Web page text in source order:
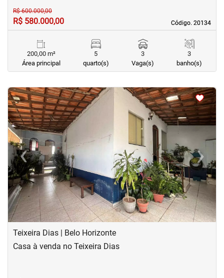
Código. 20134
Código. 20134
R$ 600.000,00
R$ 580.000,00
200,00 m²
Área principal
5
quarto(s)
3
Vaga(s)
3
banho(s)
<<<<
‹Previous ›Next
Teixeira Dias | Belo Horizonte
Casa à venda no Teixeira Dias